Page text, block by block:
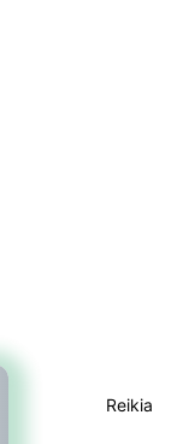
Reikia